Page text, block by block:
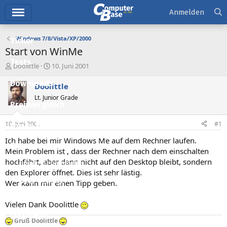
Ticker
Tests
Downloads
Preisvergleich
Forum
Aktuelles
Empfohlene Inhalte
Neue Beiträge
Leserartikel
Anmelden
Windows 7/8/Vista/XP/2000
Start von WinMe
E
s
t
e
e
r
Doolittle
E
s
t
e
t
a
10. Juni 2001
Doolittle
Lt. Junior Grade
10. Juni 2001 #1
Ich habe bei mir Windows Me auf dem Rechner laufen.
Mein Problem ist , dass der Rechner nach dem einschalten
hochfährt, aber dann nicht auf den Desktop bleibt, sondern
den Explorer öffnet. Dies ist sehr lästig.
Wer kann mir einen Tipp geben.
Vielen Dank Doolittle
Gruß Doolittle